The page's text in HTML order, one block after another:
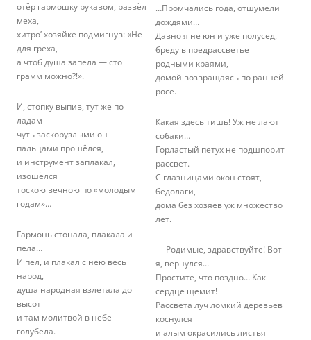
отёр гармошку рукавом, развёл
меха,
хитро’ хозяйке подмигнув: «Не
для греха,
а чтоб душа запела — сто
грамм можно?!».
И, стопку выпив, тут же по
ладам
чуть заскорузлыми он
пальцами прошёлся,
и инструмент заплакал,
изошёлся
тоскою вечною по «молодым
годам»…
Гармонь стонала, плакала и
пела…
И пел, и плакал с нею весь
народ,
душа народная взлетала до
высот
и там молитвой в небе
голубела.
…Промчались года, отшумели
дождями…
Давно я не юн и уже полусед,
бреду в предрассветье
родными краями,
домой возвращаясь по ранней
росе.
Какая здесь тишь! Уж не лают
собаки…
Горластый петух не подшпорит
рассвет.
С глазницами окон стоят,
бедолаги,
дома без хозяев уж множество
лет.
— Родимые, здравствуйте! Вот
я, вернулся…
Простите, что поздно… Как
сердце щемит!
Рассвета луч ломкий деревьев
коснулся
и алым окрасились листья